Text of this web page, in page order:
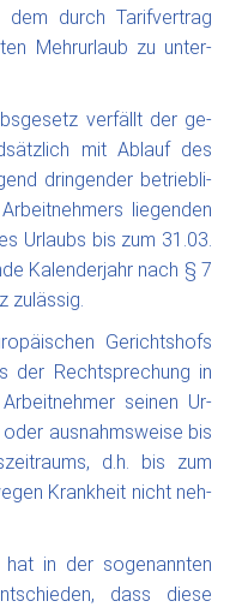
dem durch Ta­rif­ver­trag
Mehr­ur­laub zu un­ter­
ver­fällt der ge­
mit Ab­lauf des
drin­gen­der be­trieb­li­
lie­gen­den
Ur­laubs bis zum 31.03.
Ka­len­der­jahr nach § 7
zu­läs­sig.
Ge­richts­hofs
der Recht­spre­chung in
sei­nen Ur­
aus­nahms­wei­se bis
d.h. bis zum
Krank­heit nicht neh­
in der so­ge­nann­ten
dass die­se